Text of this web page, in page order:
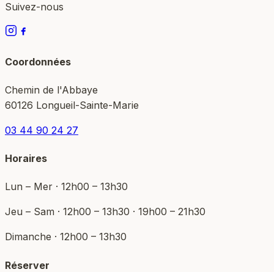
Suivez-nous
Coordonnées
Chemin de l'Abbaye
60126 Longueil-Sainte-Marie
03 44 90 24 27
Horaires
Lun – Mer · 12h00 – 13h30
Jeu – Sam · 12h00 – 13h30 · 19h00 – 21h30
Dimanche · 12h00 – 13h30
Réserver